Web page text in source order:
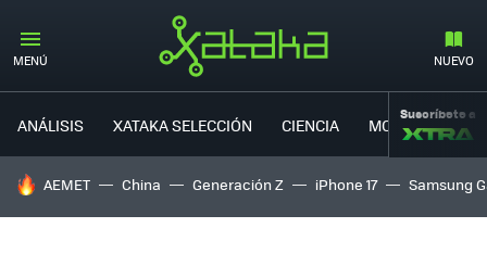
MENÚ NUEVO
ANÁLISIS XATAKA SELECCIÓN CIENCIA MOVILIDAD
Suscríbete a
HOY SE HABLA DE
AEMET China Generación Z iPhone 17 Samsung